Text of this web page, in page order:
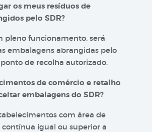
os meus resíduos de
pelo SDR?
pleno funcionamento, será
embalagens abrangidas pelo
de recolha autorizado.
de comércio e retalho
embalagens do SDR?
com área de
contínua igual ou superior a